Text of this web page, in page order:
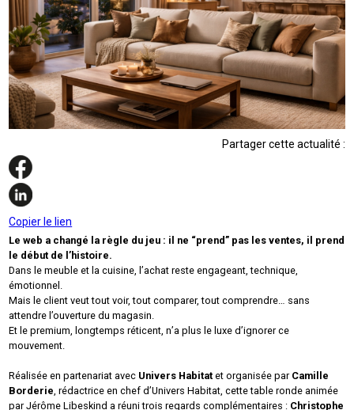
Partager cette actualité :
Copier le lien
Le web a changé la règle du jeu : il ne “prend” pas les ventes, il prend
le début de l’histoire.
Dans le meuble et la cuisine, l’achat reste engageant, technique,
émotionnel.
Mais le client veut tout voir, tout comparer, tout comprendre… sans
attendre l’ouverture du magasin.
Et le premium, longtemps réticent, n’a plus le luxe d’ignorer ce
mouvement.
Réalisée en partenariat avec Univers Habitatet organisée par Camille
Borderie , rédactrice en chef d’Univers Habitat, cette table ronde animée
par Jérôme Libeskind a réuni trois regards complémentaires : Christophe